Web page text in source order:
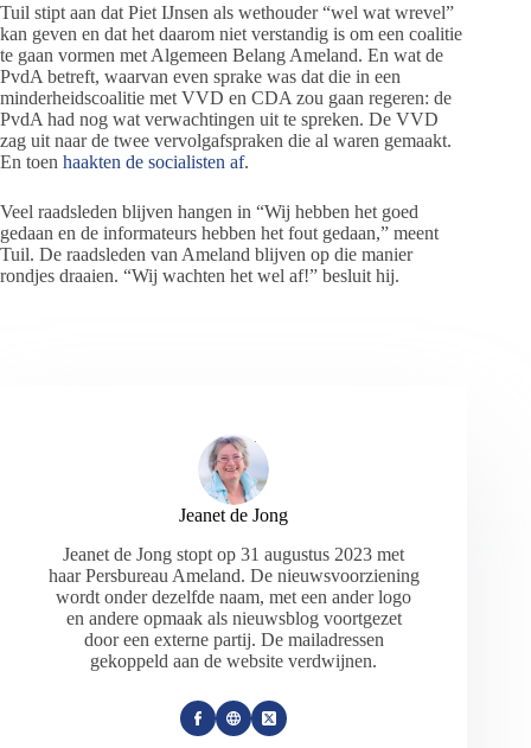
Tuil stipt aan dat Piet IJnsen als wethouder “wel wat wrevel”
kan geven en dat het daarom niet verstandig is om een coalitie
te gaan vormen met Algemeen Belang Ameland. En wat de
PvdA betreft, waarvan even sprake was dat die in een
minderheidscoalitie met VVD en CDA zou gaan regeren: de
PvdA had nog wat verwachtingen uit te spreken. De VVD
zag uit naar de twee vervolgafspraken die al waren gemaakt.
En toen haakten de socialisten af.
Veel raadsleden blijven hangen in “Wij hebben het goed
gedaan en de informateurs hebben het fout gedaan,” meent
Tuil. De raadsleden van Ameland blijven op die manier
rondjes draaien. “Wij wachten het wel af!” besluit hij.
Jeanet de Jong
Jeanet de Jong stopt op 31 augustus 2023 met
haar Persbureau Ameland. De nieuwsvoorziening
wordt onder dezelfde naam, met een ander logo
en andere opmaak als nieuwsblog voortgezet
door een externe partij. De mailadressen
gekoppeld aan de website verdwijnen.